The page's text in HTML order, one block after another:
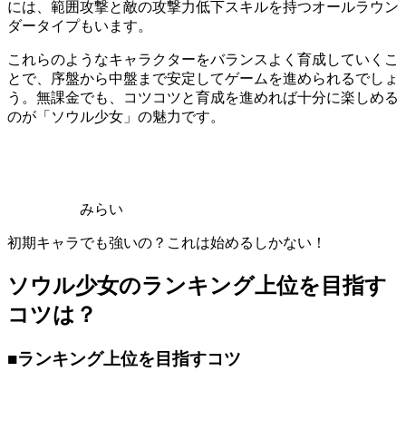
には、範囲攻撃と敵の攻撃力低下スキルを持つオールラウン
ダータイプもいます。
これらのようなキャラクターをバランスよく育成していくこ
とで、序盤から中盤まで安定してゲームを進められるでしょ
う。無課金でも、コツコツと育成を進めれば十分に楽しめる
のが「ソウル少女」の魅力です。
みらい
初期キャラでも強いの？これは始めるしかない！
ソウル少女のランキング上位を目指す
コツは？
■ランキング上位を目指すコツ